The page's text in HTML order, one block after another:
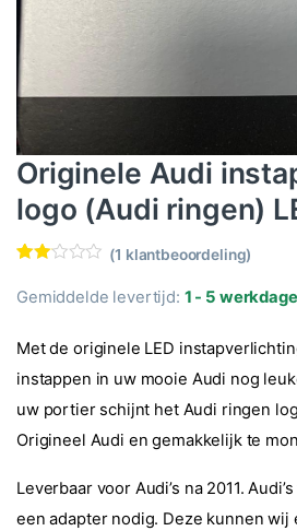
Originele Audi
logo (Audi ringen)
derin
g
geba
rd op
beoo
ng
(1 klantbeoordeling)
Gemiddelde levertijd: 1 - 5
Met de originele LED
instappen in uw mooie Audi nog
uw portier schijnt het Audi ringen
Origineel Audi en gemakkelijk te
Leverbaar voor Audi’s na 2011.
een adapter nodig. Deze kunnen wij